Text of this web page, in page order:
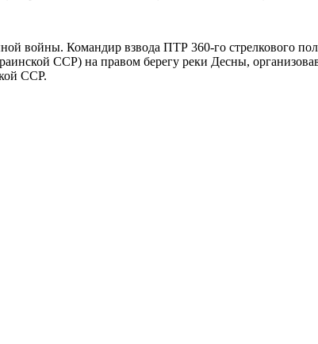
войны. Командир взвода ПТР 360-го стрелкового
ССР) на правом берегу реки Десны,
ССР.